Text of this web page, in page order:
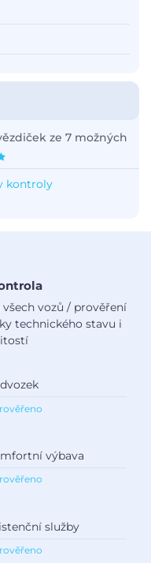
ze 7 možných
kontroly
vozů / prověření
technického stavu i
výbava
služby